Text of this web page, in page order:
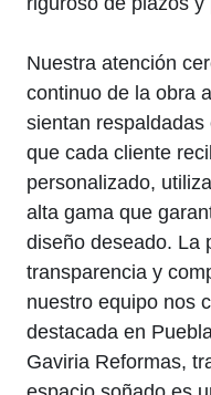
Nuestra atención
continuo de la obra
sientan
que cada cliente
personalizado,
alta gama que
diseño deseado. La
transparencia y
nuestro equipo nos
destacada en
Gaviria Reformas,